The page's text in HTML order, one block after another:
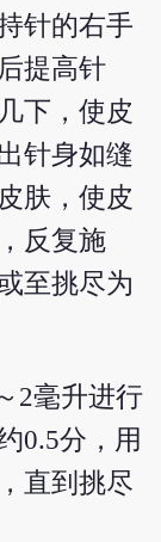
针的右手
提高针
下，使皮
针身如缝
肤，使皮
反复施
至挑尽为
2毫升进行
0.5分，用
直到挑尽